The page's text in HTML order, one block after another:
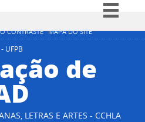
CONTRASTE MAPA DO SITE
Simplifique!
Participe
UFPB
de
LETRAS E ARTES - CCHLA